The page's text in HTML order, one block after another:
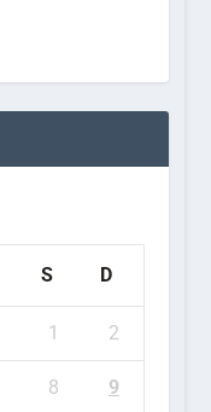
S D
1 2
8 9